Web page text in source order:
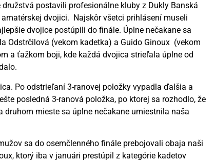
postavili profesionálne kluby z Dukly Banská
dvojici. Najskôr všetci prihlásení museli
dvojice postúpili do finále. Úplne nečakane sa
Odstrčilová (vekom kadetka) a Guido Ginoux (vekom
a ťažkom boji, kde každá dvojica strieľala úplne od
Po odstrieľaní 3-ranovej položky vypadla ďalšia a
posledná 3-ranová položka, po ktorej sa rozhodlo, že
mieste sa úplne nečakane umiestnila naša
sa do osemčlenného finále prebojovali obaja naši
ktorý iba v januári prestúpil z kategórie kadetov